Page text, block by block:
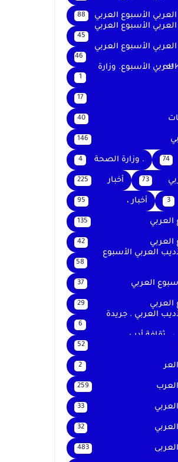
الأسبوع العربي 88
الأسبوع العربي
45
الأسبوع العربي
العربي
46
الأسبوع. وزارة
1
17
40
146
74 . وزارة الصحة 4
73 أخبار 225
3 أخبار ، 95
العربي 135
العربي 42
العربي الأسبوع
58
العربي 37
العربي 29
العربي . جريدة
. ثقافة أدب
6
52
2
259
33
32
483